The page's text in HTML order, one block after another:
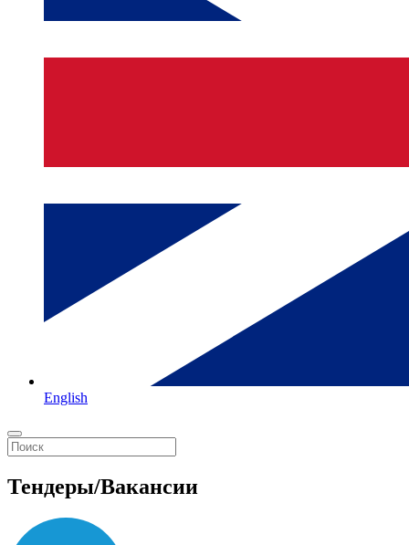
English
Тендеры/Вакансии